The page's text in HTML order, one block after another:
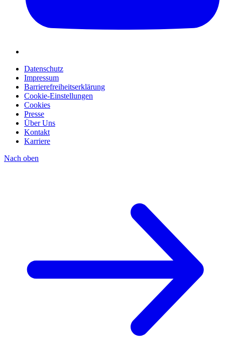
Datenschutz
Impressum
Barrierefreiheitserklärung
Cookie-Einstellungen
Cookies
Presse
Über Uns
Kontakt
Karriere
Nach oben